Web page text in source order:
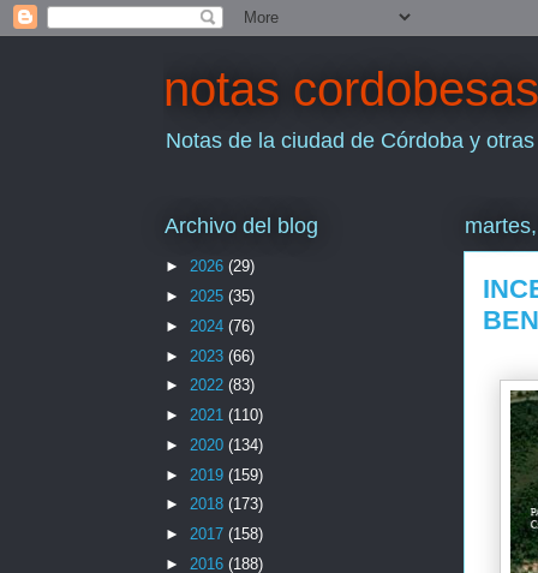
notas cordobesas
Notas de la ciudad de Córdoba y
Archivo del blog
► 2026 (29)
► 2025 (35)
► 2024 (76)
► 2023 (66)
► 2022 (83)
► 2021 (110)
► 2020 (134)
► 2019 (159)
► 2018 (173)
► 2017 (158)
► 2016 (188)